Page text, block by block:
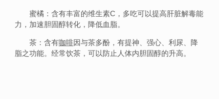
蜜橘：含有丰富的维生素C，多吃可以提高肝脏解毒能
力，加速胆固醇转化，降低血脂。
茶：含有咖啡因与茶多酚，有提神、强心、利尿、降
脂之功能。经常饮茶，可以防止人体内胆固醇的升高。